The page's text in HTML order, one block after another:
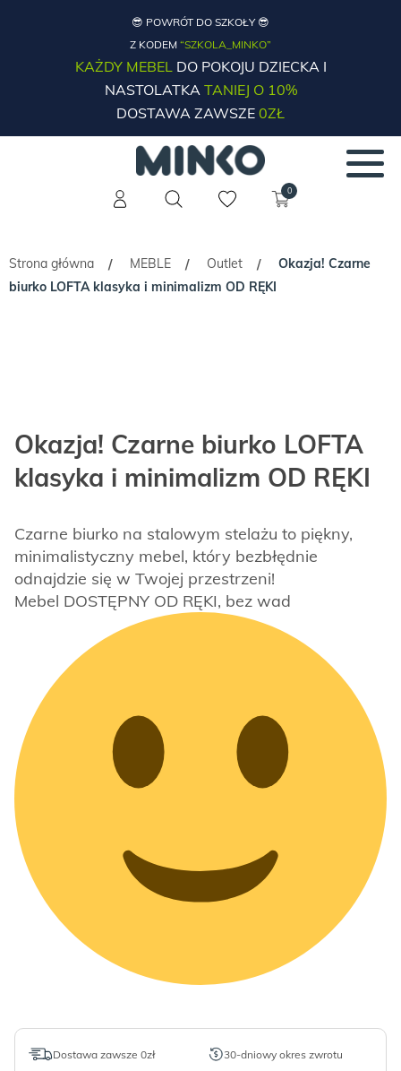
😎 POWRÓT DO SZKOŁY 😎
Z KODEM “SZKOLA_MINKO”
KAŻDY MEBELDO POKOJU DZIECKA I
NASTOLATKATANIEJ O 10%
DOSTAWA ZAWSZE 0ZŁ
0
Strona główna / MEBLE / Outlet /
Okazja! Czarne
biurko LOFTA klasyka i minimalizm OD RĘKI
Okazja! Czarne biurko LOFTA
klasyka i minimalizm OD RĘKI
Czarne biurko na stalowym stelażu to piękny,
minimalistyczny mebel, który bezbłędnie
odnajdzie się w Twojej przestrzeni!
Mebel DOSTĘPNY OD RĘKI, bez wad
Dostawa zawsze 0zł 30-dniowy okres zwrotu